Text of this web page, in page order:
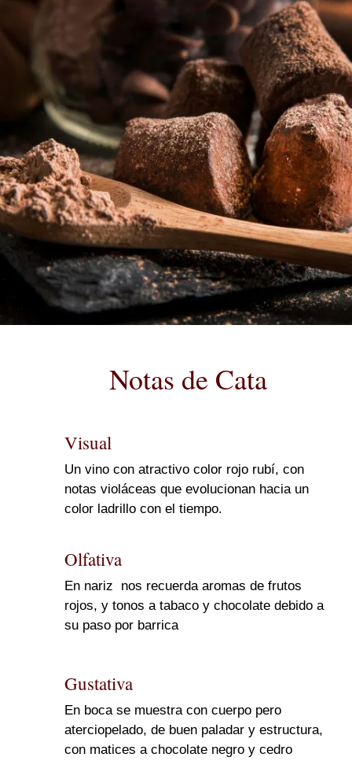
Notas de Cata
Visual
Un vino con atractivo color rojo rubí, con
notas violáceas que evolucionan hacia un
color ladrillo con el tiempo.
Olfativa
En nariz nos recuerda aromas de frutos
rojos, y tonos a tabaco y chocolate debido a
su paso por barrica
Gustativa
En boca se muestra con cuerpo pero
aterciopelado, de buen paladar y estructura,
con matices a chocolate negro y cedro